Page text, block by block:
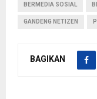
BERMEDIA SOSIAL
GANDENG NETIZEN
BAGIKAN